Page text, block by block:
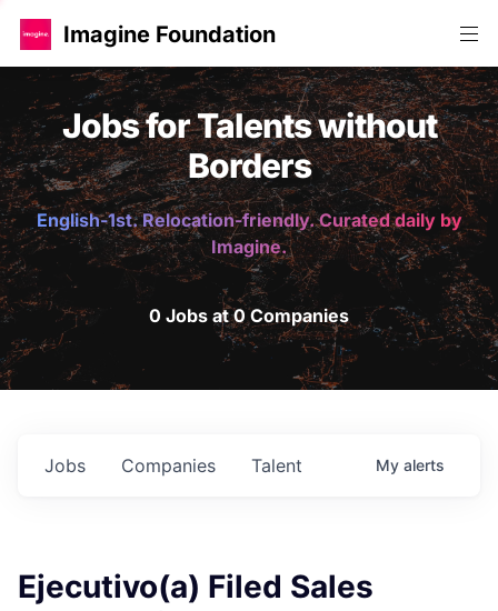
Imagine Foundation
Jobs for Talents without
Borders
English-1st. Relocation-friendly. Curated daily by
Imagine.
0 Jobs at 0 Companies
Jobs Companies Talent My alerts
Ejecutivo(a) Filed Sales